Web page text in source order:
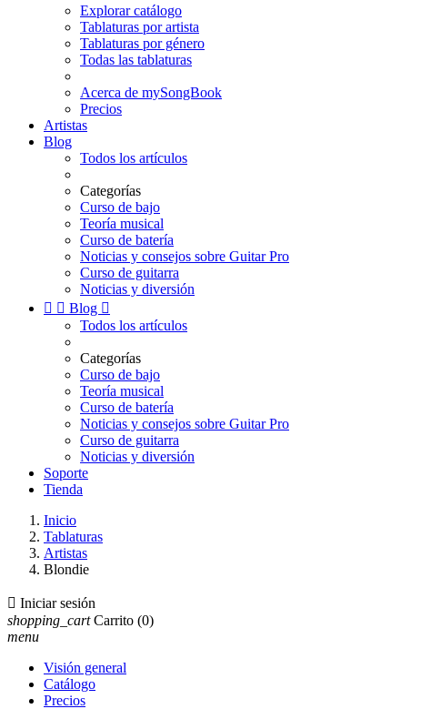
Explorar catálogo
Tablaturas por artista
Tablaturas por género
Todas las tablaturas
Acerca de mySongBook
Precios
Artistas
Blog
Todos los artículos
Categorías
Curso de bajo
Teoría musical
Curso de batería
Noticias y consejos sobre Guitar Pro
Curso de guitarra
Noticias y diversión
  Blog 
Todos los artículos
Categorías
Curso de bajo
Teoría musical
Curso de batería
Noticias y consejos sobre Guitar Pro
Curso de guitarra
Noticias y diversión
Soporte
Tienda
Inicio
Tablaturas
Artistas
Blondie
 Iniciar sesión
shopping_cart Carrito (0)
menu
Visión general
Catálogo
Precios